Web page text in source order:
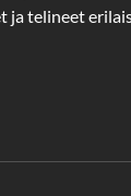
ja telineet